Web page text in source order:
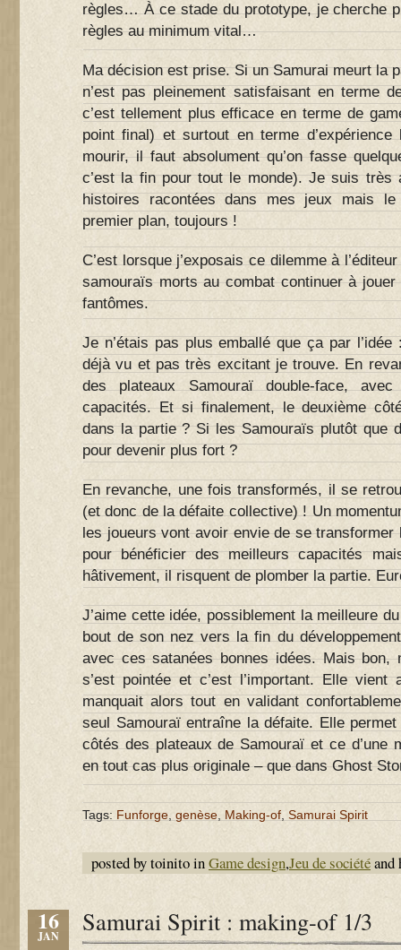
règles… À ce stade du prototype, je cherche
règles au minimum vital…
Ma décision est prise. Si un Samurai meurt la
n’est pas pleinement satisfaisant en terme
c’est tellement plus efficace en terme de
point final) et surtout en terme
mourir, il faut absolument qu’on fasse
c’est la fin pour tout le monde). Je suis très
histoires racontées dans mes jeux mais
premier plan, toujours !
C’est lorsque j’exposais ce dilemme à
samouraïs morts au combat continuer à
fantômes.
Je n’étais pas plus emballé que ça par
déjà vu et pas très excitant je trouve. En
des plateaux Samouraï double-face,
capacités. Et si finalement, le deuxième
dans la partie ? Si les Samouraïs plutôt que
pour devenir plus fort ?
En revanche, une fois transformés, il se
(et donc de la défaite collective) ! Un
les joueurs vont avoir envie de se transformer
pour bénéficier des meilleurs capacités
hâtivement, il risquent de plomber la partie.
J’aime cette idée, possiblement la meilleure
bout de son nez vers la fin du
avec ces satanées bonnes idées. Mais
s’est pointée et c’est l’important. Elle
manquait alors tout en validant
seul Samouraï entraîne la défaite. Elle
côtés des plateaux de Samouraï et ce d’une
en tout cas plus originale – que dans Ghost
Tags: Funforge genèse Making-of Samurai Spirit
posted by toinito inGame design,Jeu de sociétéand
16
JAN Samurai Spirit : making-of 1/3